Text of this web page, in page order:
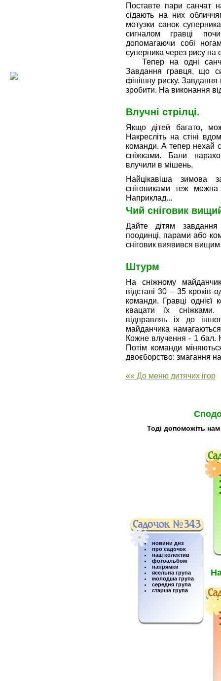
Поставте пари санчат
сідають на них
мотузки санок
сигналом гравці
допомагаючи собі
суперника через рису на
Тепер на одні
Завдання гравця, що
фінішну риску.
зробити. На виконання
Влучні стрілці.
Якщо дітей багато,
Накресліть на стіні
команди. А тепер нехай
сніжками. Бали
влучили в мішень,
Найцікавіша зимова
сніговиками теж можна
Наприклад...
Чий сніговик
Дайте дітям завдання
поодинці, парами або
сніговик виявився
Штурм
На сніжному
відстані 30 – 35 кроків
команди. Гравці однієї
квацати їх сніжками.
відправляь iх до
майданчика
Кожне влучення - 1 бал.
Потім команди
двоєборство: змагання на
«« До меню дитячих ігор
Тоді допоможіть
новини днз
про садочок
наш колектив
фотоальбом
напрямки
ясельна група
молодша група
середня група
старша група